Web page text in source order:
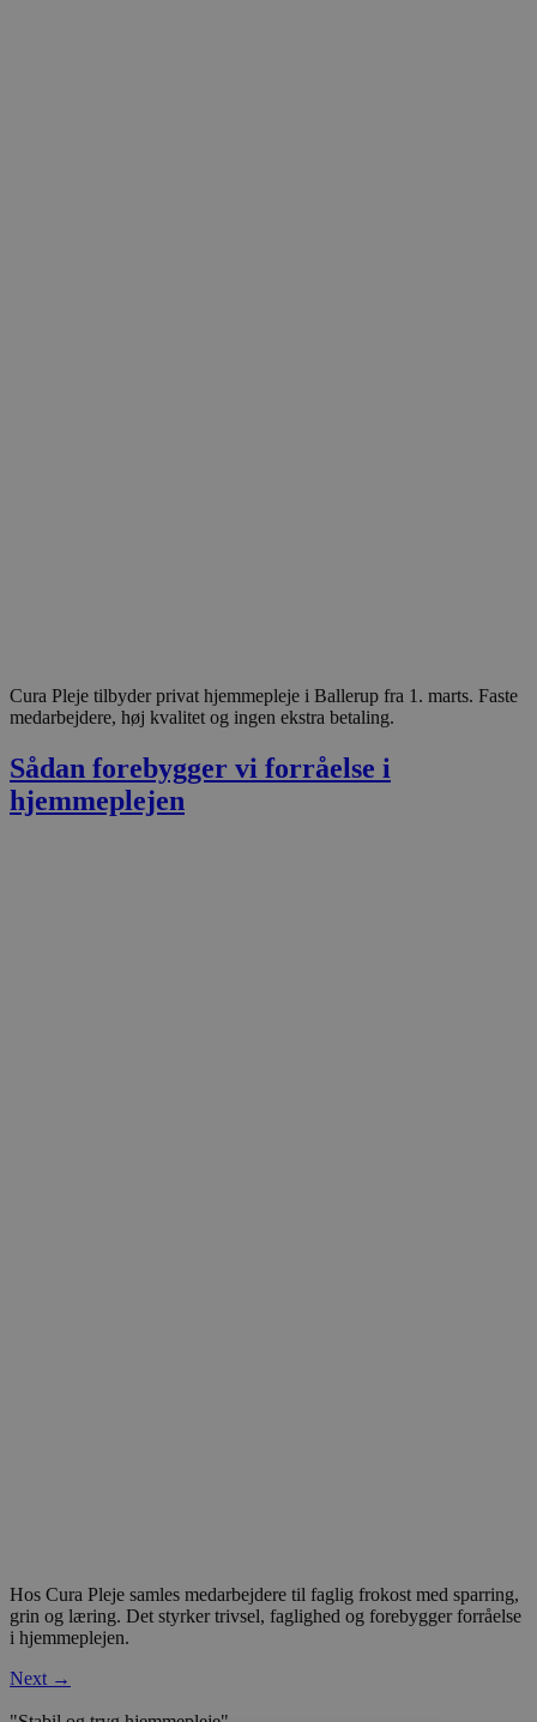
Cura Pleje tilbyder privat hjemmepleje i Ballerup fra 1. marts. Faste
medarbejdere, høj kvalitet og ingen ekstra betaling.
Sådan forebygger vi forråelse i
hjemmeplejen
Hos Cura Pleje samles medarbejdere til faglig frokost med sparring,
grin og læring. Det styrker trivsel, faglighed og forebygger forråelse
i hjemmeplejen.
Next →